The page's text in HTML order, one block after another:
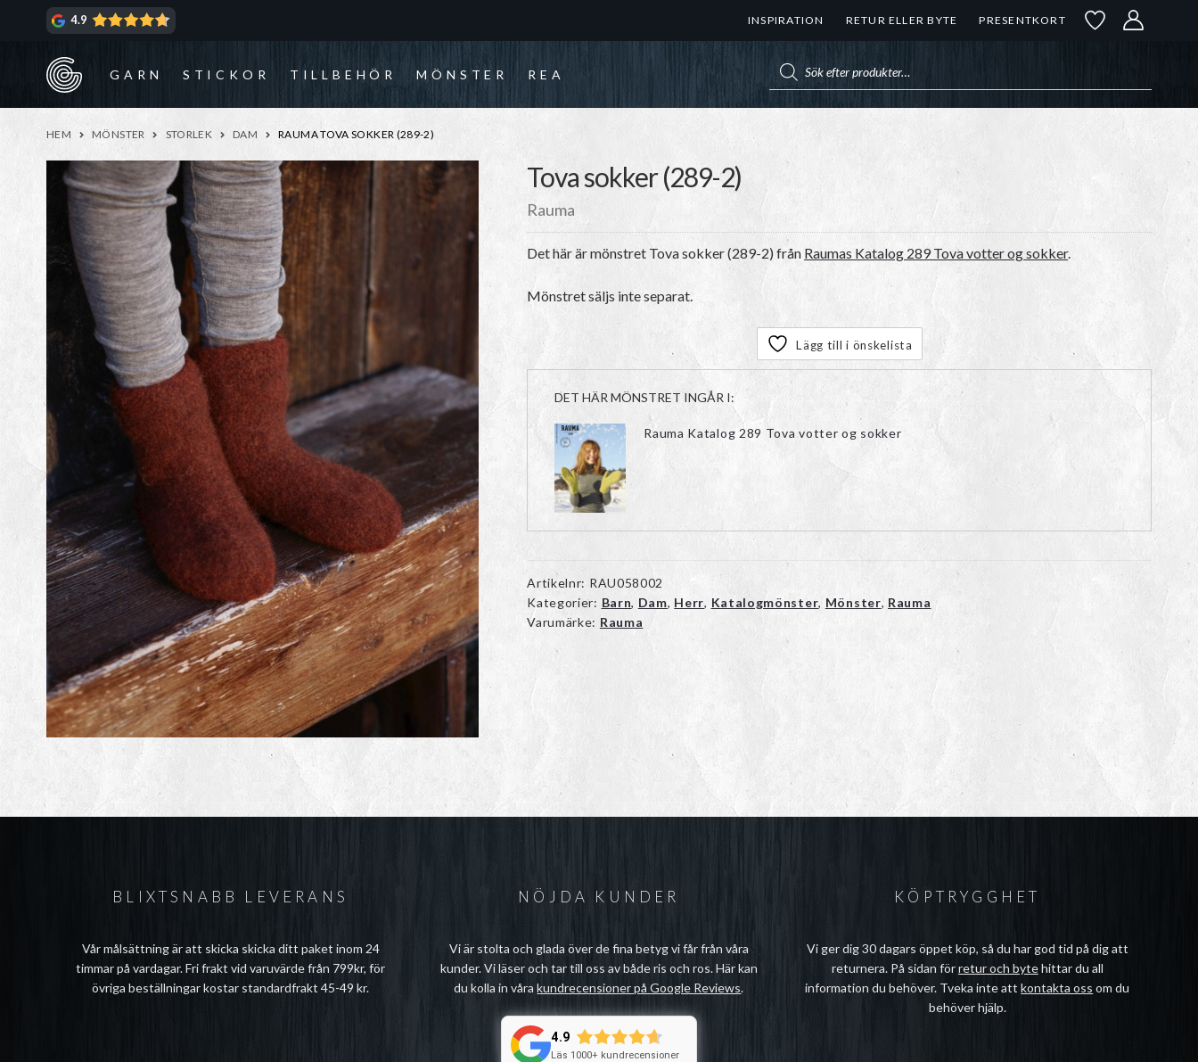
4.9 INSPIRATION RETUR ELLER BYTE PRESENTKORT
GARN STICKOR TILLBEHÖR MÖNSTER REA
HEM MÖNSTER STORLEK DAM RAUMA TOVA SOKKER (289-2)
Tova sokker (289-2)
Rauma
Det här är mönstret Tova sokker (289-2)från Raumas Katalog 289 Tova votter og sokker.
Mönstret säljs inte separat.
Lägg till i önskelista
DET HÄR MÖNSTRET INGÅR I:
Rauma Katalog 289 Tova votter og sokker
Artikelnr: RAU058002
Kategorier: Barn, Dam, Herr, Katalogmönster, Mönster, Rauma
Varumärke: Rauma
BLIXTSNABB LEVERANS
Vår målsättning är att skicka skicka ditt paket inom 24
timmar på vardagar. Fri frakt vid varuvärde från 799kr, för
övriga beställningar kostar standardfrakt 45-49 kr.
NÖJDA KUNDER
Vi är stolta och glada över de fina betyg vi får från våra
kunder. Vi läser och tar till oss av både ris och ros. Här kan
du kolla in vårakundrecensioner på Google Reviews.
4.9
Läs 1000+ kundrecensioner
KÖPTRYGGHET
Vi ger dig 30 dagars öppet köp, så du har god tid på dig att
returnera. På sidan förretur och bytehittar du all
information du behöver. Tveka inte attkontakta oss om du
behöver hjälp.